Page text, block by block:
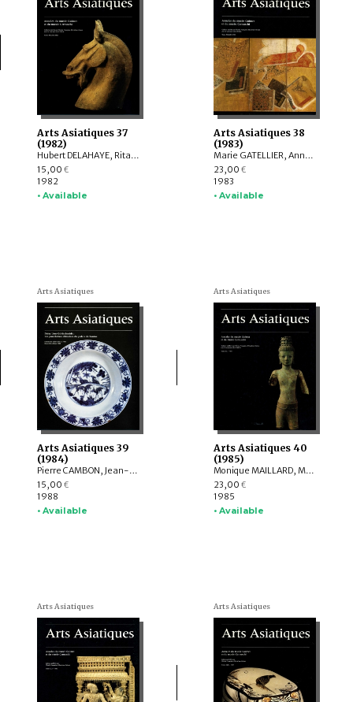
Arts Asiatiques 37
(1982)
Hubert DELAHAYE, Rita H. RÉGNIER, Anne VERGATI, Anne CHAYET, Francis RICHARD, Peter GLUM, Marin G. MOSKOVA
15,00 €
1982
• Available
Arts Asiatiques 38
(1983)
Marie GATELLIER, Anne CHAYET, Fernand MEYER, Elen E. KUZ'MINA, Zémaryalaï TARZI, Anne-Marie LOTH, Catherine TALON-NOPPE, Denis PIPONNIER, Danielle DUMAS, Vladislav SISSAOURI
23,00 €
1983
• Available
Arts Asiatiques
Arts Asiatiques 39
(1984)
Pierre CAMBON, Jean-Paul DESROCHES, Gilles BÉGUIN, Claudine BAUTZE-PICRON, Francine TISSOT, France DRILHON, Albert LE BONHEUR, Daisy LION-GOLDSCHMIDT
15,00 €
1988
• Available
Arts Asiatiques
Arts Asiatiques 40
(1985)
Monique MAILLARD, Marie GATELLIER, Claudine BAUTZE-PICRON, Victor S. SOLOV'ËV, Robert JERA-BEZARD, Boris A. LITVINSKIJ, Bertille LYONNET, Mireille HELFFER, Irène MARTIN du GARD, Hubert DURT, Peter GLUM
23,00 €
1985
• Available
Arts Asiatiques Arts Asiatiques